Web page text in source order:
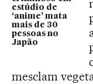
estúdio de
‘anime’ mata
mais de 30
pessoas no
Japão
mesclam